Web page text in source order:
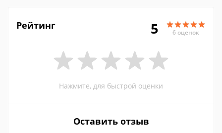
Рейтинг 5 6 оценок
Нажмите, для быстрой оценки
Оставить отзыв